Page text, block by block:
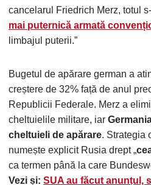
cancelarul Friedrich Merz, totul
mai puternică armată
limbajul puterii.”
Bugetul de apărare german a
creștere de 32% față de anul
Republicii Federale. Merz a
cheltuielile militare, iar
cheltuieli de apărare. Strategia
numește explicit Rusia drept „
ca termen până la care
Vezi și: SUA au făcut anunțul,